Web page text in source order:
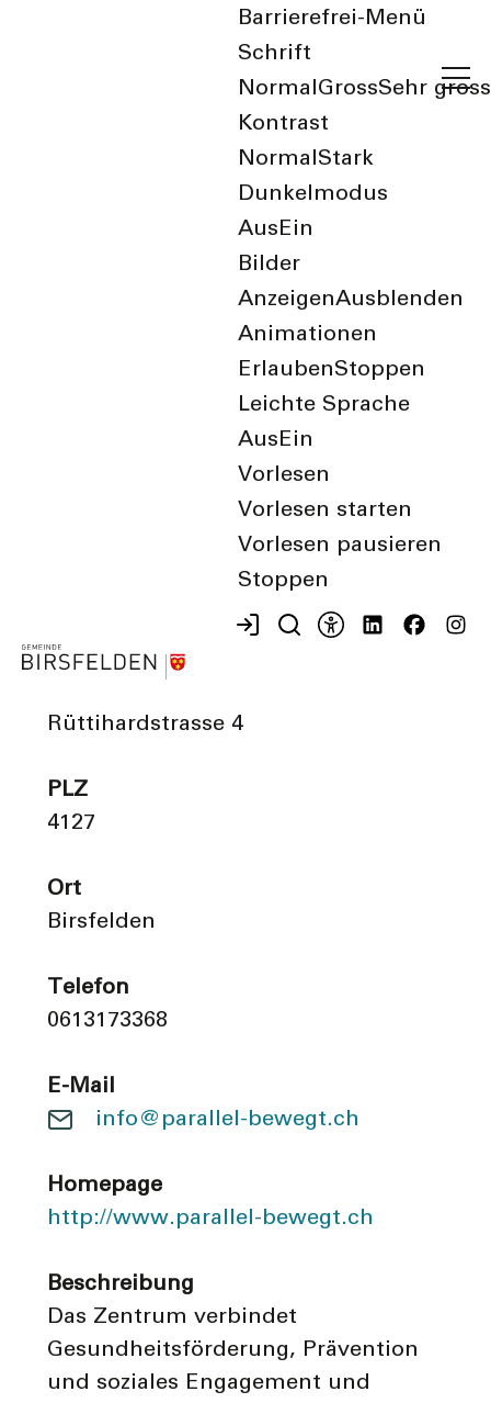
Barrierefrei-Menü
Schrift
Normal GrossSehr gross
Kontrast
Normal Stark
Dunkelmodus
Aus Ein
Bilder
AnzeigenAusblenden
Animationen
ErlaubenStoppen
Leichte Sprache
Aus Ein
Vorlesen
Vorlesen starten
Vorlesen pausieren
Stoppen
zurück zur Übersicht
parallel bewegt
Rüttihardstrasse 4
PLZ
4127
Ort
Birsfelden
Telefon
0613173368
E-Mail
info@parallel-bewegt.ch
Homepage
http://www.parallel-bewegt.ch
Beschreibung
Das Zentrum verbindet
Gesundheitsförderung, Prävention
und soziales Engagement und